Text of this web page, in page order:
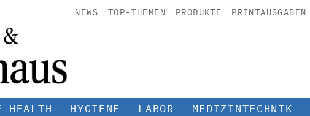
NEWS TOP-THEMEN PRODUKTE PRINTAUSGABEN
HEALTH HYGIENE LABOR MEDIZINTECHNIK